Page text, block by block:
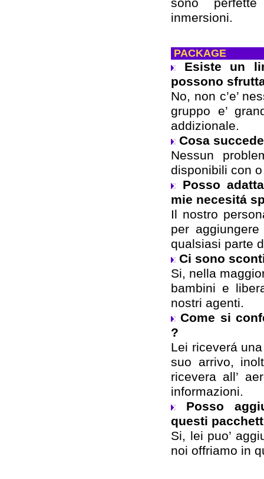
sono
inmersioni.
PACKAGE
Esiste un
possono
No, non c’e’
gruppo e’
addizionale.
Cosa
Nessun
disponibili con
Posso
mie necesitá
Il nostro
per
qualsiasi parte
Ci sono
Si, nella
bambini e
nostri agenti.
Come si
?
Lei riceverá
suo arrivo,
ricevera all’
informazioni.
Posso
questi
Si, lei puo’
noi offriamo in